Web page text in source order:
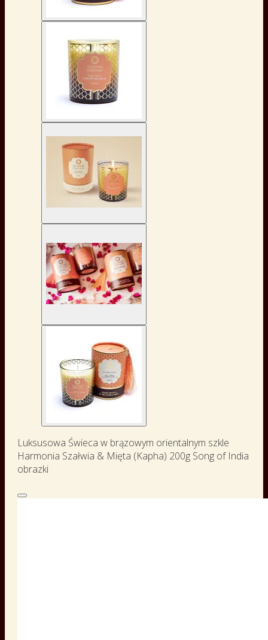
Luksusowa Świeca w brązowym orientalnym szkle
Harmonia Szałwia & Mięta (Kapha) 200g Song of India
obrazki